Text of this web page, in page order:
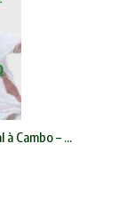
Cambo – ...